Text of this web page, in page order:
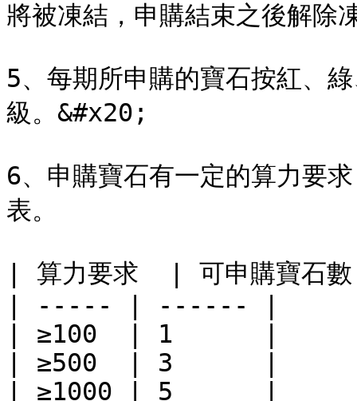
將被凍結，申購結束之後解除
5、每期所申購的寶石按紅、
級。&#x20;
6、申購寶石有一定的算力要
表。
| 算力要求  | 可申購寶石
| ----- | ------ |
| ≥100  | 1      |
| ≥500  | 3      |
| ≥1000 | 5      |